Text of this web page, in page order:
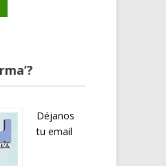
Déjanos
tu email